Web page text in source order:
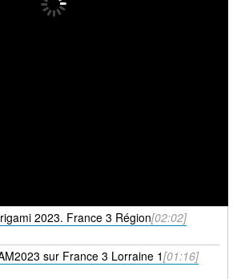
2023. France 3 Région[02:02]
sur France 3 Lorraine 1[01:16]